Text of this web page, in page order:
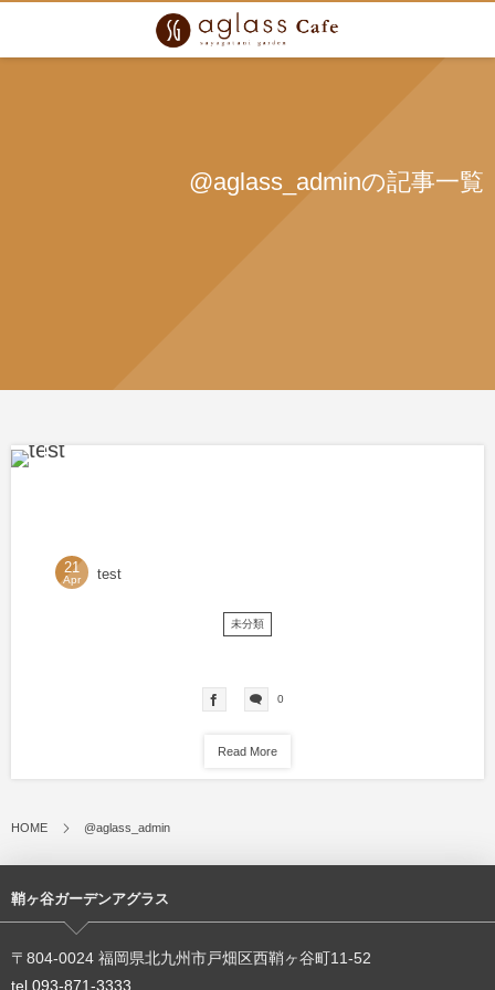
@aglass_adminの記事一覧
21
Apr test
未分類
0
Read More
HOME @aglass_admin
鞘ヶ谷ガーデンアグラス
〒804-0024 福岡県北九州市戸畑区西鞘ヶ谷町11-52
tel.093-871-3333